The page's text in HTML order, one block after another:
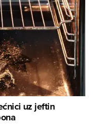
uz jeftin